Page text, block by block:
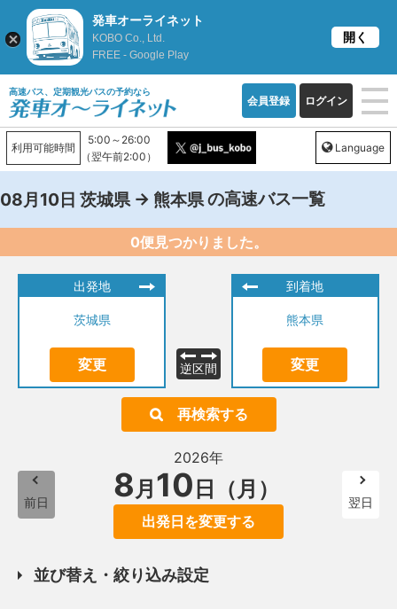
高速バス、定期観光バスの予約なら
会員登録 ログイン
利用可能時間
5:00～26:00
（翌午前2:00）
Language
08月10日 茨城県 → 熊本県の高速バス一覧
0便見つかりました。
出発地
茨城県
変更 逆区間
到着地
熊本県
変更
再検索する
前日
2026年
8月 10 日（月）
出発日を変更する
翌日
並び替え・絞り込み設定
発車オーライネット
KOBO Co., Ltd.
FREE - Google Play
開く